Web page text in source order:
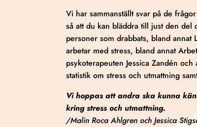
Vi har sammanställt svar på de
så att du kan bläddra till just den
personer som drabbats, bland
arbetar med stress, bland annat
psykoterapeuten Jessica Zandén
statistik om stress och utmattning
Vi hoppas att andra ska kunna
kring stress och utmattning.
/Malin Roca Ahlgren och Jessica